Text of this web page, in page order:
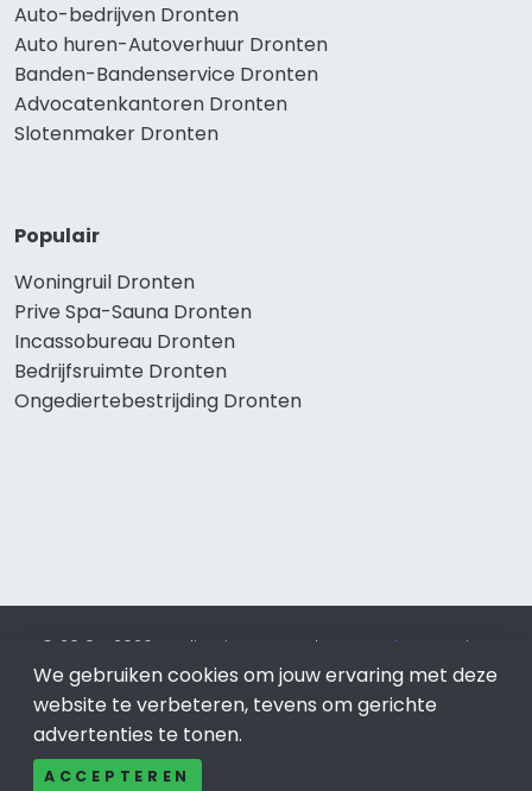
Auto-bedrijven Dronten
Auto huren-Autoverhuur Dronten
Banden-Bandenservice Dronten
Advocatenkantoren Dronten
Slotenmaker Dronten
Populair
Woningruil Dronten
Prive Spa-Sauna Dronten
Incassobureau Dronten
Bedrijfsruimte Dronten
Ongediertebestrijding Dronten
© 2019 - 2026 Realisatie en SEO door SEO-bureau
Lion
Internet. Betaal alleen voor bewezen resultaten?SEO
optimalisatie No Cure No Pay.Drontenis onderdeel van Lion
Internet.
We gebruiken cookies om jouw ervaring met deze
website te verbeteren, tevens om gerichte
advertenties te tonen.
ACCEPTEREN